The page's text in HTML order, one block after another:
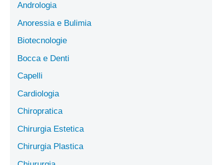
Andrologia
Anoressia e Bulimia
Biotecnologie
Bocca e Denti
Capelli
Cardiologia
Chiropratica
Chirurgia Estetica
Chirurgia Plastica